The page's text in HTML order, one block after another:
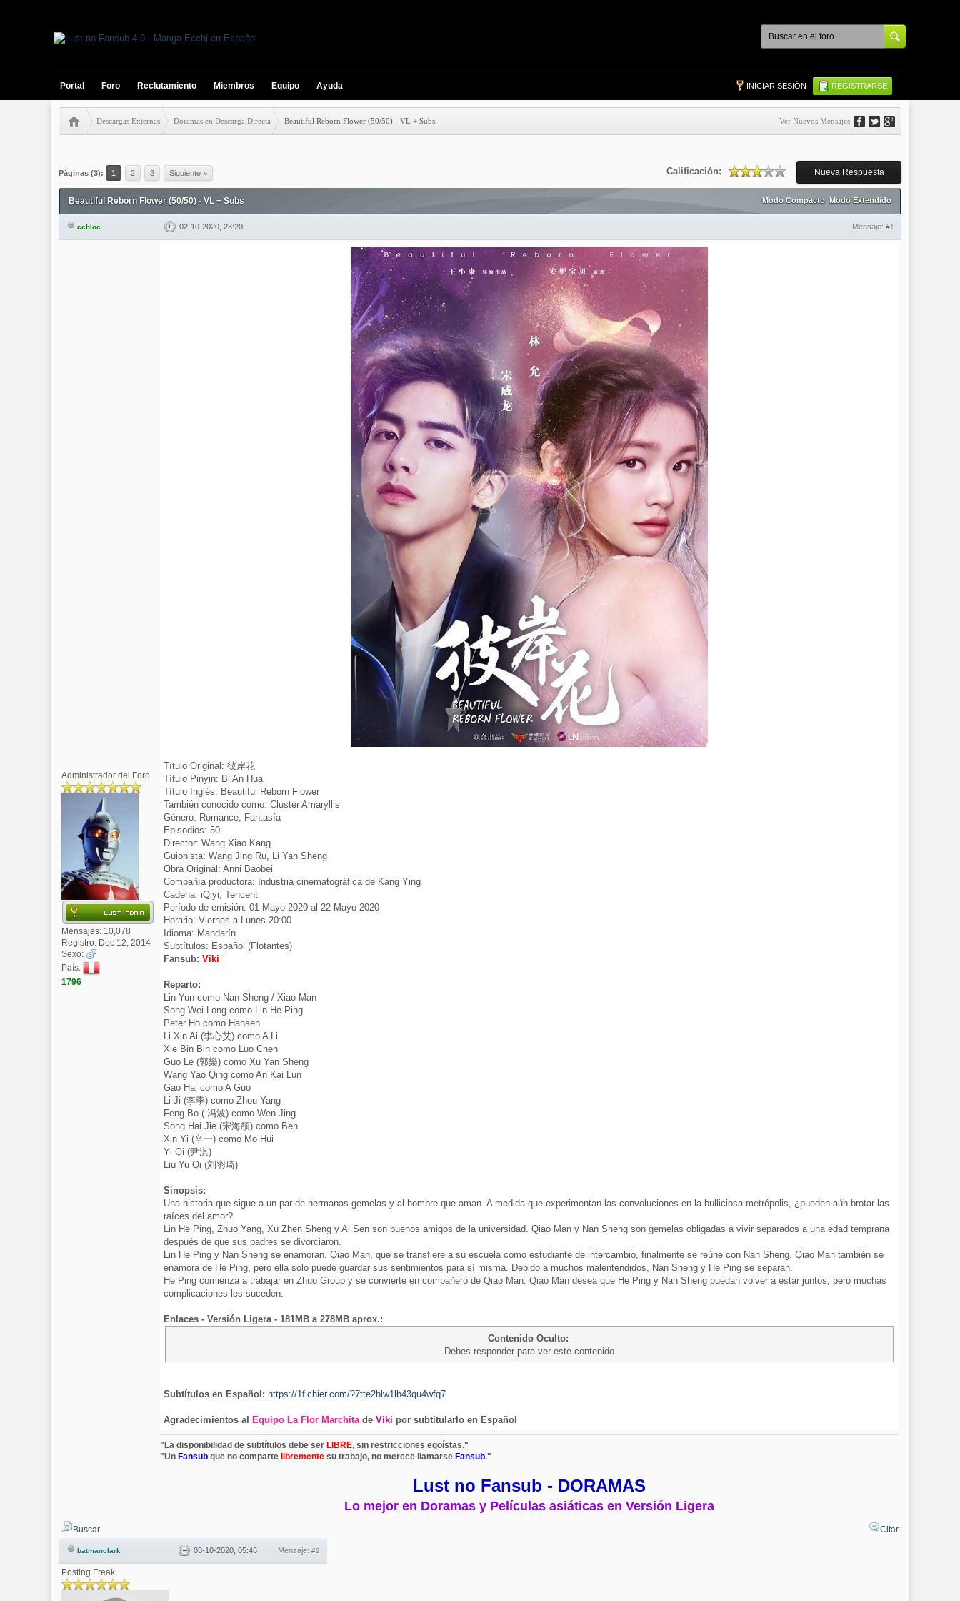
Portal Foro Reclutamiento Miembros Equipo Ayuda INICIAR SESIÓN REGISTRARSE
Descargas Externas Doramas en Descarga Directa Beautiful Reborn Flower (50/50) - VL + Subs Ver Nuevos Mensajes
Páginas (3): 1 2 3 Siguiente » Nueva Respuesta
Calificación:
2 votos - 3 Media
Modo Compacto Modo Extendido
Beautiful Reborn Flower (50/50) - VL + Subs
cchloc 02-10-2020, 23:20 Mensaje: #1
Administrador del Foro
Mensajes: 10,078
Registro: Dec 12, 2014
Sexo:
País:
1796
Título Original: 彼岸花
Título Pinyin: Bi An Hua
Título Inglés: Beautiful Reborn Flower
También conocido como: Cluster Amaryllis
Género: Romance, Fantasía
Episodios: 50
Director: Wang Xiao Kang
Guionista: Wang Jing Ru, Li Yan Sheng
Obra Original: Anni Baobei
Compañía productora: Industria cinematográfica de Kang Ying
Cadena: iQiyi, Tencent
Período de emisión: 01-Mayo-2020 al 22-Mayo-2020
Horario: Viernes a Lunes 20:00
Idioma: Mandarín
Subtítulos: Español (Flotantes)
Fansub: Viki
Reparto:
Lin Yun como Nan Sheng / Xiao Man
Song Wei Long como Lin He Ping
Peter Ho como Hansen
Li Xin Ai (李心艾) como A Li
Xie Bin Bin como Luo Chen
Guo Le (郭樂) como Xu Yan Sheng
Wang Yao Qing como An Kai Lun
Gao Hai como A Guo
Li Ji (李季) como Zhou Yang
Feng Bo ( 冯波) como Wen Jing
Song Hai Jie (宋海颉) como Ben
Xin Yi (辛一) como Mo Hui
Yi Qi (尹淇)
Liu Yu Qi (刘羽琦)
Sinopsis:
Una historia que sigue a un par de hermanas gemelas y al hombre que aman. A medida que experimentan las convoluciones en la bulliciosa metrópolis, ¿pueden aún brotar las
raíces del amor?
Lin He Ping, Zhuo Yang, Xu Zhen Sheng y Ai Sen son buenos amigos de la universidad. Qiao Man y Nan Sheng son gemelas obligadas a vivir separados a una edad temprana
después de que sus padres se divorciaron.
Lin He Ping y Nan Sheng se enamoran. Qiao Man, que se transfiere a su escuela como estudiante de intercambio, finalmente se reúne con Nan Sheng. Qiao Man también se
enamora de He Ping, pero ella solo puede guardar sus sentimientos para sí misma. Debido a muchos malentendidos, Nan Sheng y He Ping se separan.
He Ping comienza a trabajar en Zhuo Group y se convierte en compañero de Qiao Man. Qiao Man desea que He Ping y Nan Sheng puedan volver a estar juntos, pero muchas
complicaciones les suceden.
Enlaces - Versión Ligera - 181MB a 278MB aprox.:
Contenido Oculto:
Debes responder para ver este contenido
Subtítulos en Español: https://1fichier.com/?7tte2hlw1lb43qu4wfq7
Agradecimientos al Equipo La Flor Marchitade Viki por subtitularlo en Español
"La disponibilidad de subtítulos debe ser LIBRE, sin restricciones egoístas."
"Un Fansub que no comparte libremente su trabajo, no merece llamarse Fansub."
Lust no Fansub - DORAMAS
Lo mejor en Doramas y Películas asiáticas en Versión Ligera
Buscar Citar
batmanclark 03-10-2020, 05:46 Mensaje: #2
Posting Freak